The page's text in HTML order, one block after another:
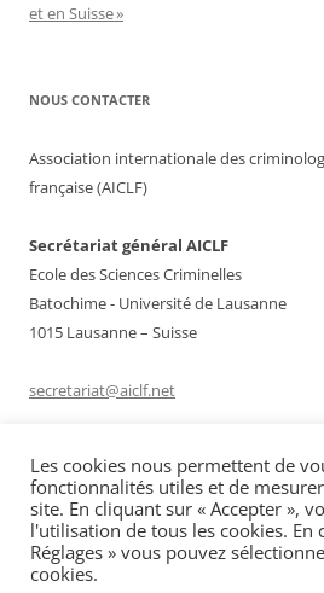
et en Suisse »
NOUS CONTACTER
Association internationale des
française (AICLF)
Secrétariat général AICLF
Ecole des Sciences Criminelles
Batochime - Université de Lausanne
1015 Lausanne – Suisse
secretariat@aiclf.net
Rechercher :
Les cookies nous permettent de
fonctionnalités utiles et de
site. En cliquant sur « Accepter »,
l'utilisation de tous les cookies. En
Réglages » vous pouvez
cookies.